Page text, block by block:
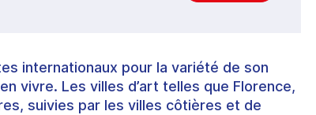
internationaux pour la variété de son
vivre. Les villes d’art telles que Florence,
suivies par les villes côtières et de